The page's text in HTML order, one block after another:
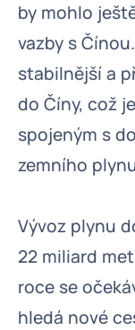
by mohlo
vazby s
stabilnější a
do Číny, což
spojeným s
zemního
Vývoz plynu
22 miliard
roce se
hledá nové